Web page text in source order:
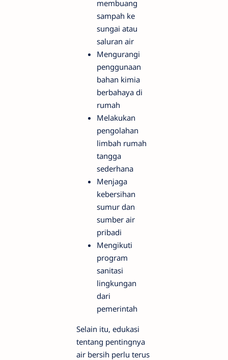
membuang
sampah ke
sungai atau
saluran air
Mengurangi
penggunaan
bahan kimia
berbahaya di
rumah
Melakukan
pengolahan
limbah rumah
tangga
sederhana
Menjaga
kebersihan
sumur dan
sumber air
pribadi
Mengikuti
program
sanitasi
lingkungan
dari
pemerintah
Selain itu, edukasi
tentang pentingnya
air bersih perlu terus